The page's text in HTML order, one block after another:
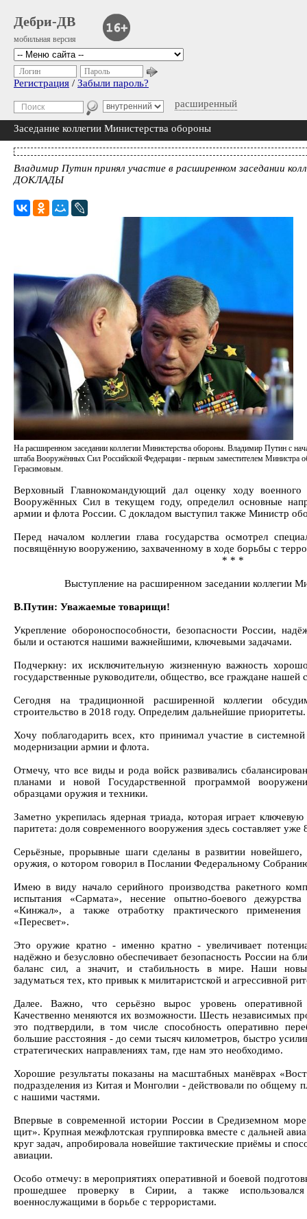
Дебри-ДВ
мобильная версия
расширенный
Логин Пароль
Регистрация / Забыли пароль?
Заседание коллегии Министерства обороны
Владимир Путин принял участие в расширенном заседании
ДОКЛАДЫ
На расширенном заседании коллегии Министерства обороны. Владимир Путин с
штаба Вооружённых Сил Российской Федерации - первым заместителем Министра
Герасимовым.
Верховный Главнокомандующий дал оценку ходу военного
Вооружённых Сил в текущем году, определил основные
армии и флота России. С докладом выступил также Министр
Перед началом коллегии глава государства осмотрел
посвящённую вооружению, захваченному в ходе борьбы с
* * *
Выступление на расширенном заседании коллегии
В.Путин: Уважаемые товарищи!
Укрепление обороноспособности, безопасности России,
были и остаются нашими важнейшими, ключевыми задачами.
Подчеркну: их исключительную жизненную важность
государственные руководители, общество, все граждане нашей
Сегодня на традиционной расширенной коллегии
строительство в 2018 году. Определим дальнейшие приоритеты.
Хочу поблагодарить всех, кто принимал участие в
модернизации армии и флота.
Отмечу, что все виды и рода войск развивались
планами и новой Государственной программой
образцами оружия и техники.
Заметно укрепилась ядерная триада, которая играет
паритета: доля современного вооружения здесь составляет уже
Серьёзные, прорывные шаги сделаны в развитии
оружия, о котором говорил в Послании Федеральному
Имею в виду начало серийного производства ракетного
испытания «Сармата», несение опытно-боевого дежурства
«Кинжал», а также отработку практического
«Пересвет».
Это оружие кратно - именно кратно - увеличивает
надёжно и безусловно обеспечивает безопасность России на
баланс сил, а значит, и стабильность в мире. Наши
задуматься тех, кто привык к милитаристской и агрессивной
Далее. Важно, что серьёзно вырос уровень
Качественно меняются их возможности. Шесть независимых
это подтвердили, в том числе способность оперативно
большие расстояния - до семи тысяч километров, быстро
стратегических направлениях там, где нам это необходимо.
Хорошие результаты показаны на масштабных манёврах
подразделения из Китая и Монголии - действовали по общему
с нашими частями.
Впервые в современной истории России в Средиземном
щит». Крупная межфлотская группировка вместе с дальней
круг задач, апробировала новейшие тактические приёмы и
авиации.
Особо отмечу: в мероприятиях оперативной и боевой
прошедшее проверку в Сирии, а также
военнослужащими в борьбе с террористами.